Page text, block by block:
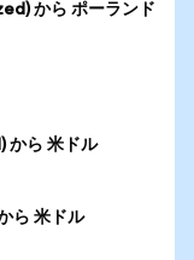
から ポーランド
から 米ドル
ら 米ドル